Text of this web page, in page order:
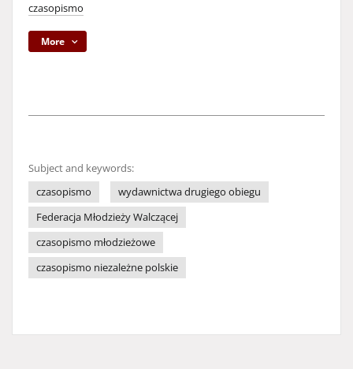
czasopismo
More
Subject and keywords:
czasopismo
wydawnictwa drugiego obiegu
Federacja Młodzieży Walczącej
czasopismo młodzieżowe
czasopismo niezależne polskie